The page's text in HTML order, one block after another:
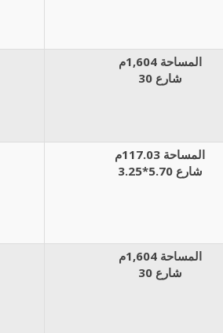
المساحة 1,604م
شارع 30
المساحة 117.03م
شارع 5.70*3.25
المساحة 1,604م
شارع 30